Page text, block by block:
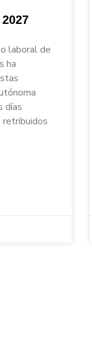
laboral de
ha
días